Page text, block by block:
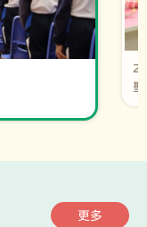
更多